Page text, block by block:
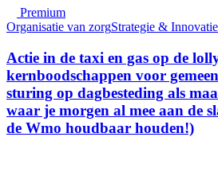
Premium
Organisatie van zorgStrategie & Innovatie
Actie in de taxi en gas op de
kernboodschappen voor
sturing op dagbesteding als
waar je morgen al mee aan de
de Wmo houdbaar houden!)